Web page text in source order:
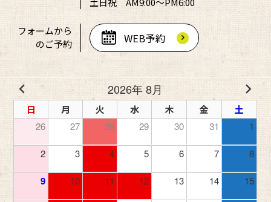
フォームから
のご予約
WEB予約
2026年 8月
日 月 火 水 木 金
土
26
27 28 29 30 31 1
2 3 4 5 6 7 8
9 10 11 12 13 14 15